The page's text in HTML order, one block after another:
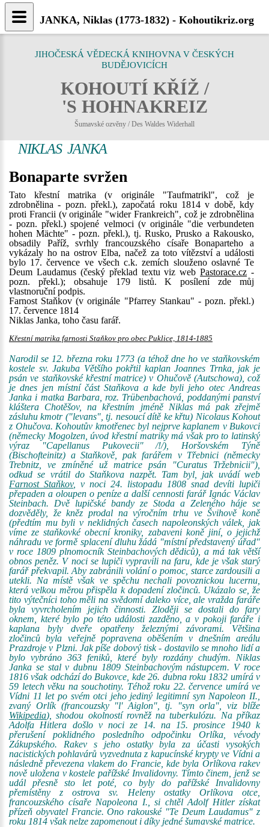
JIHOČESKÁ VĚDECKÁ KNIHOVNA V ČESKÝCH
BUDĚJOVICÍCH
KOHOUTÍ KŘÍŽ /
'S HOHNAKREIZ
Šumavské ozvěny / Des Waldes Widerhall
NIKLAS JANKA
Bonaparte svržen
Tato křestní matrika (v originále "Taufmatrikl", což je
zdrobnělina - pozn. překl.), započatá roku 1814 v době, kdy
proti Francii (v originále "wider Frankreich", což je zdrobnělina
- pozn. překl.) spojené velmoci (v originále "die verbundeten
hohen Mächte" - pozn. překl.), tj. Rusko, Prusko a Rakousko,
obsadily Paříž, svrhly francouzského císaře Bonaparteho a
vykázaly ho na ostrov Elba, načež za toto vítězství a události
bylo 17. července ve všech c.k. zemích slouženo oslavné Te
Deum Laudamus (český překlad textu viz webPastorace.cz -
pozn. překl.); obsahuje 179 listů. K posílení zde můj
vlastnoruční podpis.
Farnost Staňkov (v originále "Pfarrey Stankau" - pozn. překl.)
17. července 1814
Niklas Janka, toho času farář.
Křestní matrika farnosti Staňkov pro obec Puklice, 1814-1885
Narodil se 12. března roku 1773 (a téhož dne ho ve staňkovském
kostele sv. Jakuba Většího pokřtil kaplan Joannes Trnka, jak je
psán ve staňkovské křestní matrice) v Ohučově (Autschowa), což
je dnes jen místní část Staňkova a kde byli jeho otec Andreas
Janka i matka Barbara, roz. Trübenbachová, poddanými panství
kláštera Chotěšov, na křestním jméně Niklas má pak zřejmě
zásluhu kmotr ("levans", tj. nesoucí dítě ke křtu) Nicolaus Kohout
z Ohučova. Kohoutův kmotřenec byl nejprve kaplanem v Bukovci
(německy Mogolzen, úvod křestní matriky má však pro to latinský
výraz "Capellanus Pukovecii" /!/), Horšovském Týně
(Bischofteinitz) a Staňkově, pak farářem v Třebnici (německy
Trebnitz, ve zmíněné už matrice psán "Curatus Tržebnicii"),
odkud se vrátil do Staňkova nazpět. Tam byl, jak uvádí web
Farnost Staňkov, v noci 24. listopadu 1808 snad devíti lupiči
přepaden a oloupen o peníze a další cennosti farář Ignác Václav
Steinbach. Dvě lupičské bandy ze Stoda a Zeleného háje se
dozvěděly, že kněz prodal na výročním trhu ve Švihově koně
(předtím mu byli v neklidných časech napoleonských válek, jak
víme ze staňkovké obecní kroniky, zabaveni koně jiní, o jejichž
náhradu ve formě splacení dluhu žádá "místní představený úřad"
v roce 1809 plnomocník Steinbachových dědiců), a má tak větší
obnos peněz. V noci se lupiči vypravili na faru, kde je však starý
farář překvapil. Aby zabránili volání o pomoc, starce zardousili a
utekli. Na místě však ve spěchu nechali povoznickou lucernu,
která velkou měrou přispěla k dopadení zločinců. Ukázalo se, že
tito výtečníci toho měli na svědomí daleko více, ale vražda faráře
byla vyvrcholením jejich činnosti. Zloději se dostali do fary
oknem, které bylo po této události zazděno, a v pokoji faráře i
kaplana byly dveře opatřeny železnými závorami. Většina
zločinců byla veřejně popravena oběšením v dnešním areálu
Prazdroje v Plzni. Jak píše dobový tisk - dostavilo se mnoho lidí a
bylo vybráno 363 feniků, které byly rozdány chudým. Niklas
Janka se stal v dubnu 1809 Steinbachovým nástupcem. V roce
1816 však odchází do Bukovce, kde 26. dubna roku 1832 umírá v
59 letech věku na souchotiny. Téhož roku 22. července umírá ve
Vídni 11 let po svém otci jeho jediný legitimní syn Napoleon II.,
zvaný Orlík (francouzsky "l' Aiglon", tj. "syn orla", viz blíže
Wikipedia), shodou okolností rovněž na tuberkulózu. Na příkaz
Adolfa Hitlera došlo v noci ze 14. na 15. prosince 1940 k
přerušení poklidného posledního odpočinku Orlíka, vévody
Zákupského. Rakev s jeho ostatky byla za účasti vysokých
nacistických pohlavárů vyzvednuta z kapucínské krypty ve Vídni a
následně převezena vlakem do Francie, kde byla Orlíkova rakev
nově uložena v kostele pařížské Invalidovny. Tímto činem, jenž se
udál přesně sto let poté, co byly do pařížské Invalidovny
přemístěny z ostrova sv. Heleny ostatky Orlíkova otce,
francouzského císaře Napoleona I., si chtěl Adolf Hitler získat
přízeň obyvatel Francie. Ono rakouské "Te Deum Laudamus" z
roku 1814 však nelze zapomenout i díky jedné šumavské matrice.
JANKA, Niklas (1773-1832) - Kohoutikriz.org